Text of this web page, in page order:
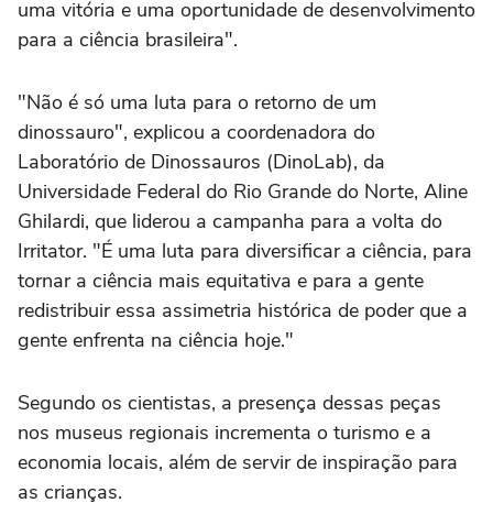
uma vitória e uma oportunidade de desenvolvimento
para a ciência brasileira".
"Não é só uma luta para o retorno de um
dinossauro", explicou a coordenadora do
Laboratório de Dinossauros (DinoLab), da
Universidade Federal do Rio Grande do Norte, Aline
Ghilardi, que liderou a campanha para a volta do
Irritator. "É uma luta para diversificar a ciência, para
tornar a ciência mais equitativa e para a gente
redistribuir essa assimetria histórica de poder que a
gente enfrenta na ciência hoje."
Segundo os cientistas, a presença dessas peças
nos museus regionais incrementa o turismo e a
economia locais, além de servir de inspiração para
as crianças.